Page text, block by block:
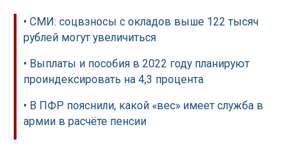
• СМИ: соцвзносы с окладов выше 122 тысяч
рублей могут увеличиться
• Выплаты и пособия в 2022 году планируют
проиндексировать на 4,3 процента
• В ПФР пояснили, какой «вес» имеет служба в
армии в расчёте пенсии